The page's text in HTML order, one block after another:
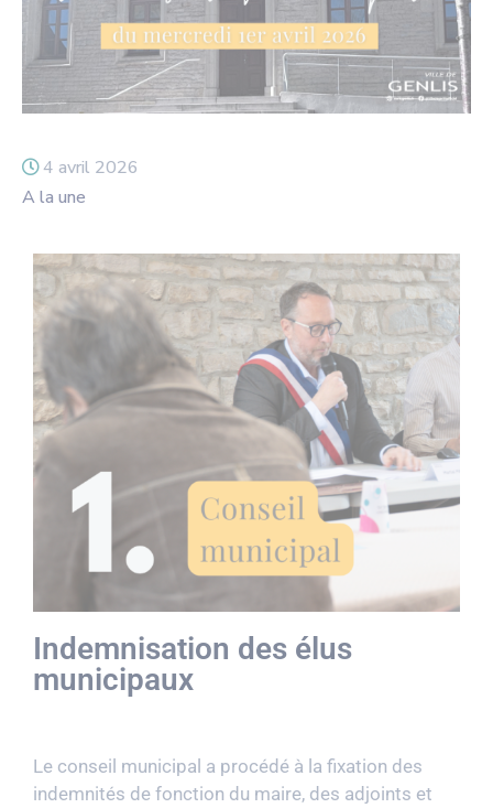
4 avril 2026
A la une
Indemnisation des élus
municipaux
Le conseil municipal a procédé à la fixation des
indemnités de fonction du maire, des adjoints et